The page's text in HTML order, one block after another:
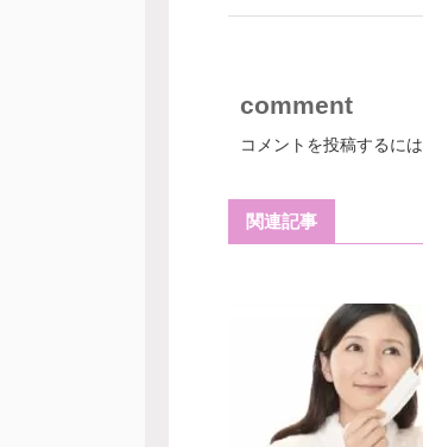
comment
コメントを投稿するには
関連記事